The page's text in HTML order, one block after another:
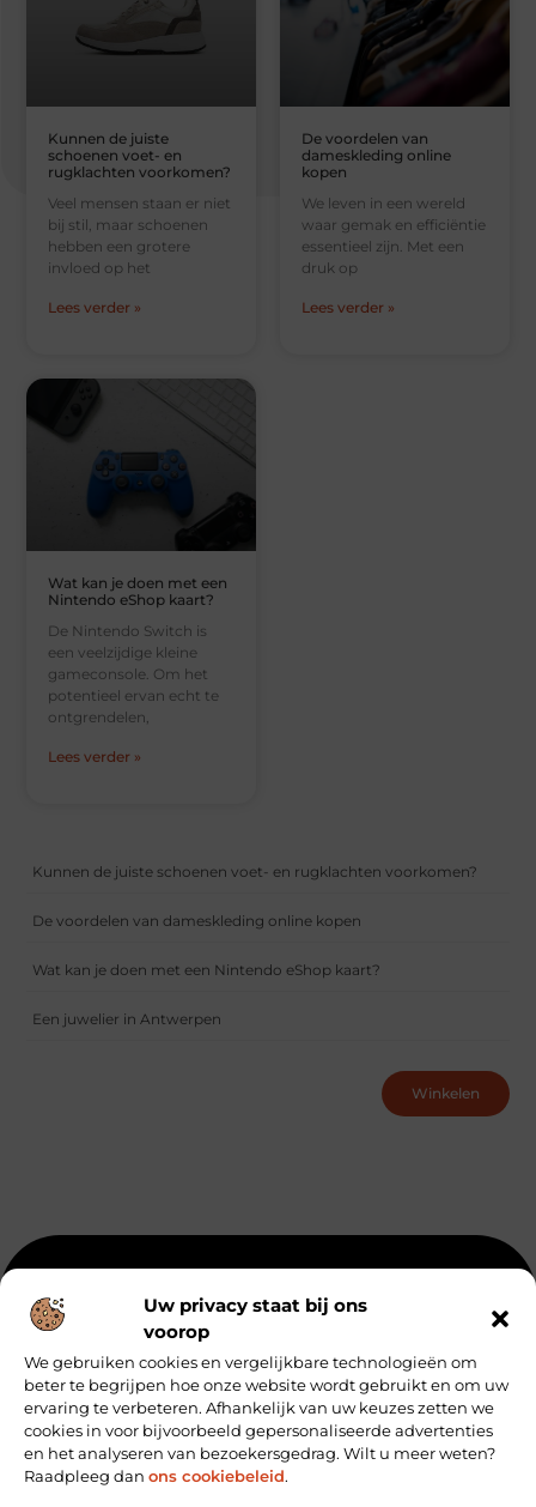
Uw privacy staat bij ons
voorop
We gebruiken cookies en vergelijkbare technologieën om
beter te begrijpen hoe onze website wordt gebruikt en om uw
ervaring te verbeteren. Afhankelijk van uw keuzes zetten we
cookies in voor bijvoorbeeld gepersonaliseerde advertenties
en het analyseren van bezoekersgedrag. Wilt u meer weten?
Raadpleeg dan ons cookiebeleid.
Kunnen de juiste
schoenen voet- en
rugklachten voorkomen?
Veel mensen staan er niet
bij stil, maar schoenen
hebben een grotere
invloed op het
Lees verder »
De voordelen van
dameskleding online
kopen
We leven in een wereld
waar gemak en efficiëntie
essentieel zijn. Met een
druk op
Lees verder »
Wat kan je doen met een
Nintendo eShop kaart?
De Nintendo Switch is
een veelzijdige kleine
gameconsole. Om het
potentieel ervan echt te
ontgrendelen,
Lees verder »
Kunnen de juiste schoenen voet- en rugklachten voorkomen?
De voordelen van dameskleding online kopen
Wat kan je doen met een Nintendo eShop kaart?
Een juwelier in Antwerpen
Winkelen
Beroemdheden Uit de Media Partners
Ons team
Website index
Cookiebeleid (EU)
Koop Backlinks: Zo Vergroot Je de Autoriteit van Je Website
Geld verdienen via internet: hoe jij online inkomsten kunt genereren